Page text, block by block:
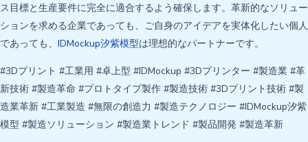
ス目標と生産要件に完全に適合するよう確保します。革新的なソリュー
ションを求める企業であっても、ご自身のアイデアを実体化したい個人
であっても、 IDMockup汐紫模型は理想的なパートナーです。
#3Dプリント #工業用 #卓上型 #IDMockup #3Dプリンター #製造業 #革
新技術 #製造革命 #プロトタイプ製作 #製造技術 #3Dプリント技術 #製
造業革新 #工業製造 #無限の創造力 #製造テクノロジー #IDMockup汐紫
模型 #製造ソリューション #製造業トレンド #製品開発 #製造革新